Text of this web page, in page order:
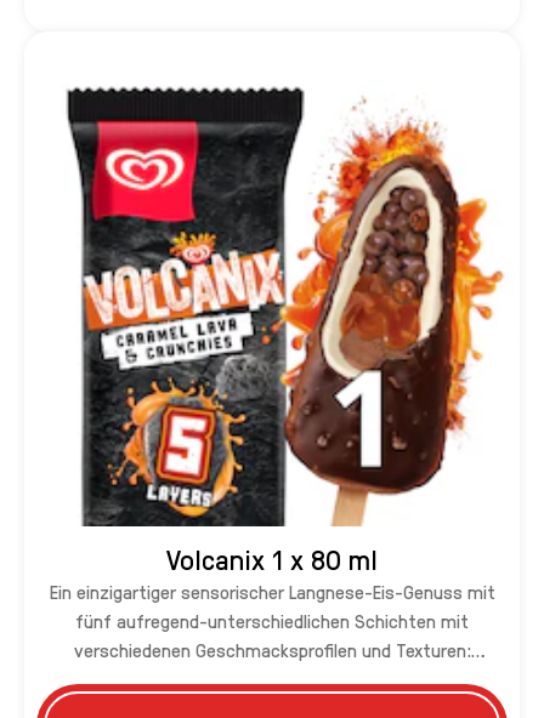
Volcanix 1 x 80 ml
Ein einzigartiger sensorischer Langnese-Eis-Genuss mit
fünf aufregend-unterschiedlichen Schichten mit
verschiedenen Geschmacksprofilen und Texturen:
Knackige Kakaoglasur-Hülle mit Keksstückchen, cremiges
Vanilleeis, milchschokoladenüberzogene Karamellkugeln,